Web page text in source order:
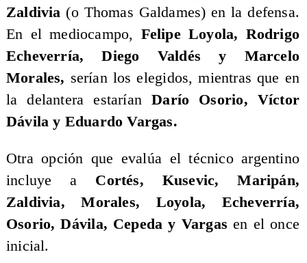
Zaldivia (o Thomas Galdames) en la defensa.
En el mediocampo, Felipe Loyola, Rodrigo
Echeverría, Diego Valdés y Marcelo
Morales, serían los elegidos, mientras que en
la delantera estarían Darío Osorio, Víctor
Dávila y Eduardo Vargas.
Otra opción que evalúa el técnico argentino
incluye a Cortés, Kusevic, Maripán,
Zaldivia, Morales, Loyola, Echeverría,
Osorio, Dávila, Cepeda y Vargasen el once
inicial.